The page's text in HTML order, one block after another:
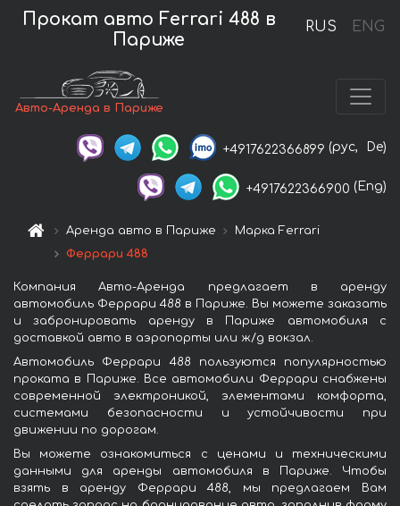
RUS ENG
Прокат авто Ferrari 488 в
Париже
Авто-Аренда в Париже
+4917622366899 (рус, De)
+4917622366900 (Eng)
Аренда авто в Париже
Марка Ferrari
Феррари 488
Компания Авто-Аренда предлагает в аренду
автомобиль Феррари 488 в Париже. Вы можете заказать
и забронировать аренду в Париже автомобиля с
доставкой авто в аэропорты или ж/д вокзал.
Автомобиль Феррари 488 пользуются популярностью
проката в Париже. Все автомобили Феррари снабжены
современной электроникой, элементами комфорта,
системами безопасности и устойчивости при
движении по дорогам.
Вы можете ознакомиться с ценами и техническими
данными для аренды автомобиля в Париже. Чтобы
взять в аренду Феррари 488, мы предлагаем Вам